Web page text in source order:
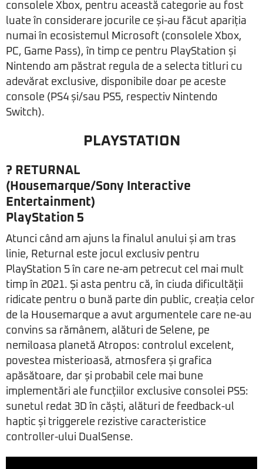
consolele Xbox, pentru această categorie au fost
luate în considerare jocurile ce și-au făcut apariția
numai în ecosistemul Microsoft (consolele Xbox,
PC, Game Pass), în timp ce pentru PlayStation și
Nintendo am păstrat regula de a selecta titluri cu
adevărat exclusive, disponibile doar pe aceste
console (PS4 și/sau PS5, respectiv Nintendo
Switch).
PLAYSTATION
? RETURNAL
(Housemarque/Sony Interactive
Entertainment)
PlayStation 5
Atunci când am ajuns la finalul anului și am tras
linie, Returnal este jocul exclusiv pentru
PlayStation 5 în care ne-am petrecut cel mai mult
timp în 2021. Și asta pentru că, în ciuda dificultății
ridicate pentru o bună parte din public, creația celor
de la Housemarque a avut argumentele care ne-au
convins sa rămânem, alături de Selene, pe
nemiloasa planetă Atropos: controlul excelent,
povestea misterioasă, atmosfera și grafica
apăsătoare, dar și probabil cele mai bune
implementări ale funcțiilor exclusive consolei PS5:
sunetul redat 3D în căști, alături de feedback-ul
haptic și triggerele rezistive caracteristice
controller-ului DualSense.